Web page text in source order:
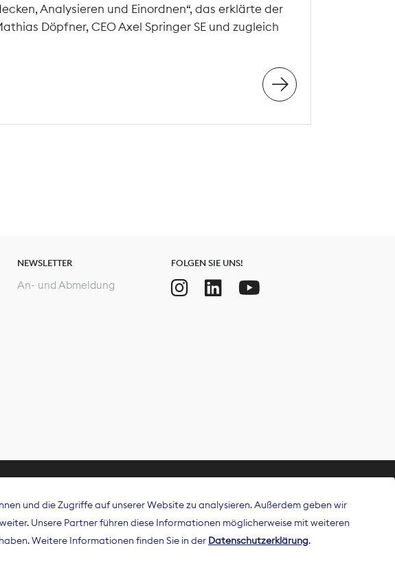
Analysieren und Einordnen“, das erklärte der
Döpfner, CEO Axel Springer SE und zugleich
NEWSLETTER
An- und Abmeldung
FOLGEN SIE UNS!
(BDZV) vertritt als
und digitalen Publisher in
und die Zugriffe auf unserer Website zu analysieren. Außerdem geben wir
Unsere Partner führen diese Informationen möglicherweise mit weiteren
Weitere Informationen finden Sie in der Datenschutzerklärung.